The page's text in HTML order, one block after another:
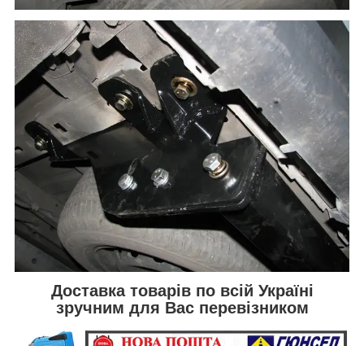
Доставка товарів по всій Україні
зручним для Вас перевізником